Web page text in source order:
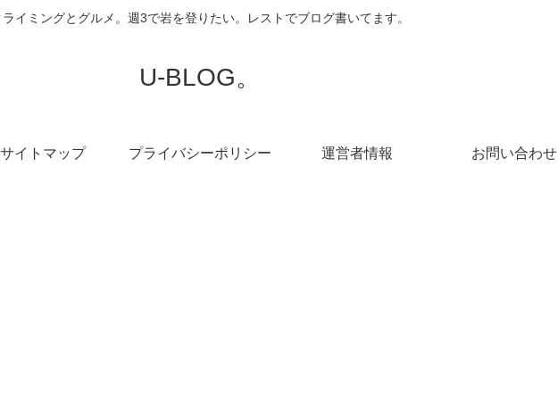
ライミングとグルメ。週3で岩を登りたい。レストでブログ書いてます。
U-BLOG。
サイトマップ プライバシーポリシー 運営者情報 お問い合わせ